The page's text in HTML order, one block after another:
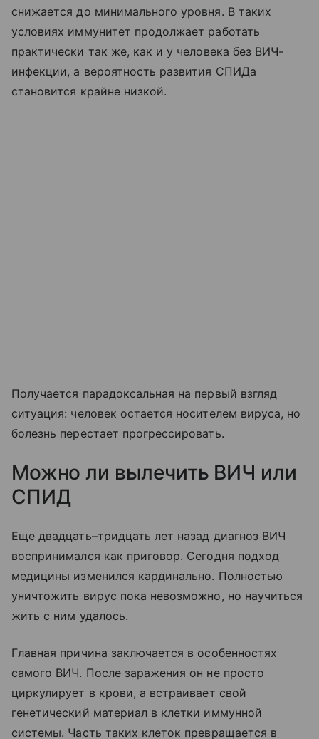
снижается до минимального уровня. В таких
условиях иммунитет продолжает работать
практически так же, как и у человека без ВИЧ-
инфекции, а вероятность развития СПИДа
становится крайне низкой.
Получается парадоксальная на первый взгляд
ситуация: человек остается носителем вируса, но
болезнь перестает прогрессировать.
Можно ли вылечить ВИЧ или
СПИД
Еще двадцать–тридцать лет назад диагноз ВИЧ
воспринимался как приговор. Сегодня подход
медицины изменился кардинально. Полностью
уничтожить вирус пока невозможно, но научиться
жить с ним удалось.
Главная причина заключается в особенностях
самого ВИЧ. После заражения он не просто
циркулирует в крови, а встраивает свой
генетический материал в клетки иммунной
системы. Часть таких клеток превращается в